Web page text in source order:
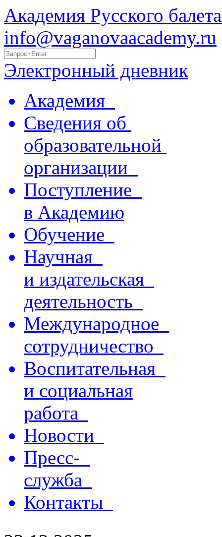
Академия Русского
info@vaganovaacademy.ru
Электронный дневник
Академия
Сведения об
образовательной
организации
Поступление
в Академию
Обучение
Научная
и издательская
деятельность
Международное
сотрудничество
Воспитательная
и социальная
работа
Новости
Пресс-
служба
Контакты